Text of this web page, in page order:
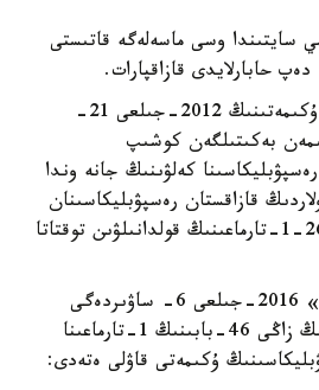
وسى ماسەلەگە قاتىستى
دەپ حابارلايدى قازاقپارات.
قازاقستان رەسپۋبليكاسى ۇكىمەتىنىڭ 2012-جىلعى 21-
قاۋلىسىمەن بەكىتىلگەن كوشىپ
كەلۋىنىڭ جانە وندا
قازاقستان رەسپۋبليكاسىنان
كەتۋىنىڭ قاعيدالارىنىڭ 26-1-تارماعىنىڭ قولدانىلۋىن توقتاتا
«قۇقىقتىق اكتىلەر تۋرالى» 2016-جىلعى 6- ساۋىردەگى
قازاقستان رەسپۋبليكاسىنىڭ زاڭى 46-بابىنىڭ 1-تارماعىنا
ۇكىمەتى قاۋلى ەتەدى: